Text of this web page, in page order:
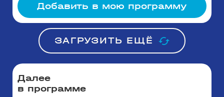
Далее
в программе
Добавить в мою программу
ЗАГРУЗИТЬ ЕЩЁ